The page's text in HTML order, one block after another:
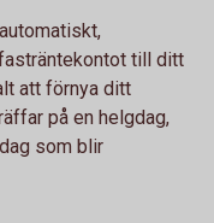
till ditt
att förnya ditt
på en helgdag,
som blir